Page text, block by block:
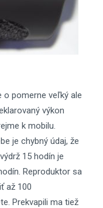
o pomerne veľký ale
výkon
k mobilu.
je chybný údaj, že
15 hodín je
Reproduktor sa
až 100
Prekvapili ma tiež